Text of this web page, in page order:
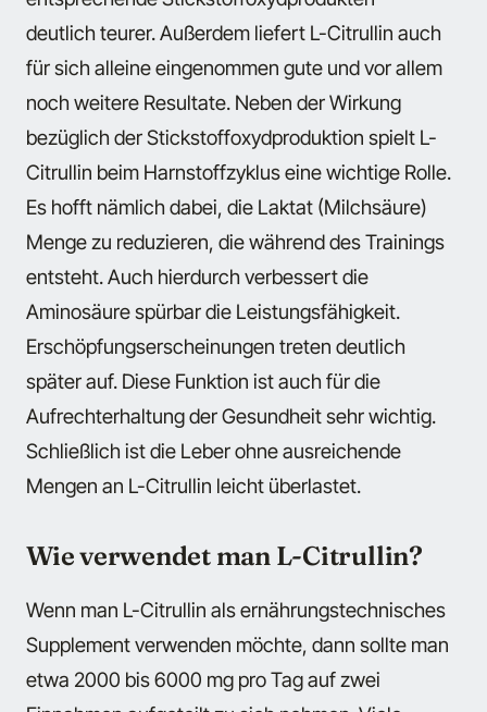
deutlich teurer. Außerdem liefert L-Citrullin auch
für sich alleine eingenommen gute und vor allem
noch weitere Resultate. Neben der Wirkung
bezüglich der Stickstoffoxydproduktion spielt L-
Citrullin beim Harnstoffzyklus eine wichtige Rolle.
Es hofft nämlich dabei, die Laktat (Milchsäure)
Menge zu reduzieren, die während des Trainings
entsteht. Auch hierdurch verbessert die
Aminosäure spürbar die Leistungsfähigkeit.
Erschöpfungserscheinungen treten deutlich
später auf. Diese Funktion ist auch für die
Aufrechterhaltung der Gesundheit sehr wichtig.
Schließlich ist die Leber ohne ausreichende
Mengen an L-Citrullin leicht überlastet.
Wie verwendet man L-Citrullin?
Wenn man L-Citrullin als ernährungstechnisches
Supplement verwenden möchte, dann sollte man
etwa 2000 bis 6000 mg pro Tag auf zwei